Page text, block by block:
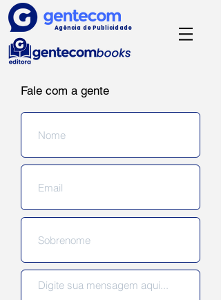
Agência de Publicidade
Fale com a gente